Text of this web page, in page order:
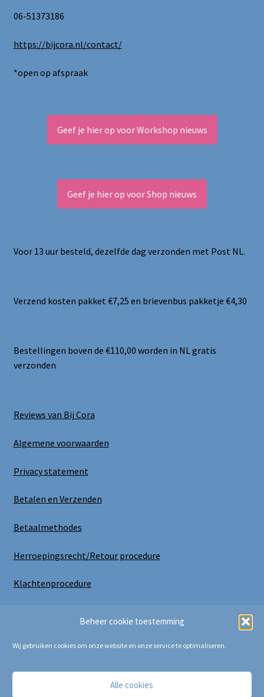
Beheer cookie toestemming
Wij gebruiken cookies om onze website en onze service te optimaliseren.
Alle cookies
06-51373186
https://bijcora.nl/contact/
*open op afspraak
Geef je hier op voor Workshop nieuws
Geef je hier op voor Shop nieuws
Voor 13 uur besteld, dezelfde dag verzonden met Post NL.
Verzend kosten pakket €7,25 en brievenbus pakketje €4,30
Bestellingen boven de €110,00 worden in NL gratis
verzonden
Reviews van Bij Cora
Algemene voorwaarden
Privacy statement
Betalen en Verzenden
Betaalmethodes
Herroepingsrecht/Retour procedure
Klachtenprocedure